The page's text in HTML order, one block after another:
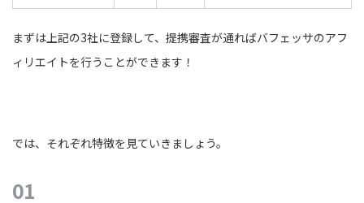
まずは上記の3社に登録して、提携審査が通ればバフェッサのアフ
ィリエイトを行うことができます！
では、それぞれ特徴を見ていきましょう。